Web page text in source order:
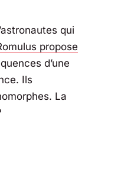
qui
propose
d’une
Ils
La